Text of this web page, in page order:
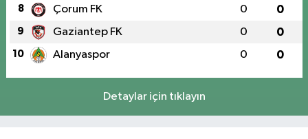
8 Çorum FK 0 0
9 Gaziantep FK 0 0
10 Alanyaspor 0 0
Detaylar için tıklayın